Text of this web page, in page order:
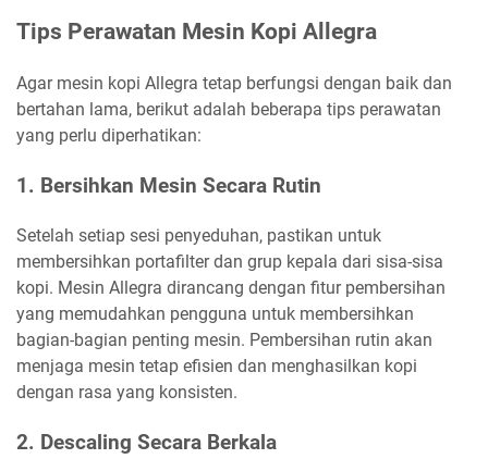
Tips Perawatan Mesin Kopi Allegra
Agar mesin kopi Allegra tetap berfungsi dengan baik dan
bertahan lama, berikut adalah beberapa tips perawatan
yang perlu diperhatikan:
1. Bersihkan Mesin Secara Rutin
Setelah setiap sesi penyeduhan, pastikan untuk
membersihkan portafilter dan grup kepala dari sisa-sisa
kopi. Mesin Allegra dirancang dengan fitur pembersihan
yang memudahkan pengguna untuk membersihkan
bagian-bagian penting mesin. Pembersihan rutin akan
menjaga mesin tetap efisien dan menghasilkan kopi
dengan rasa yang konsisten.
2. Descaling Secara Berkala